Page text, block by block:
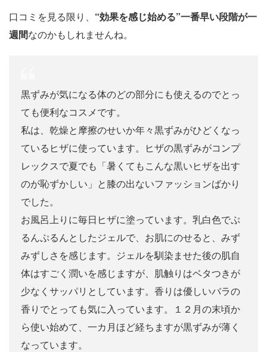
口コミを見る限り、 “効果を感じ始める”一番早い段階が一
週間なのかもしれませんね。
黒ずみが気になる体のどの部分にも使えるのでとっ
ても便利なコスメです。
私は、乾燥と摩擦のせいか年々黒ずみがひどくなっ
ているヒザに使っています。ヒザの黒ずみがコンプ
レックスで夏でも「暑くてもこんな黒いヒザを出す
のが恥ずかしい」と膝の出ないファッションばかり
でした。
お風呂上りに毎日ヒザに塗っています。乳白色でぷ
るんぷるんとしたジェルで、お肌にのせると、みず
みずしさを感じます。ジェルを馴染ませた後の肌自
体はすごく潤いを感じますが、肌触りはベタつきが
少なくサッパリとしています。香りは優しいバラの
香りでとっても気に入っています。１２月の末頃か
ら使い始めて、一カ月ほど経ちますが黒ずみが薄く
なっています。